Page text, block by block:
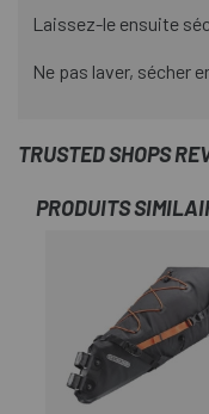
Laissez-le ensuite
Ne pas laver, sécher
TRUSTED SHOPS
PRODUITS